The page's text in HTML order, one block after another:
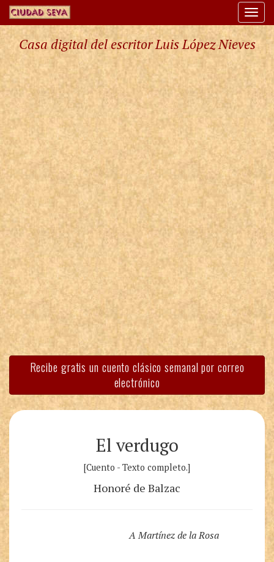
Casa digital del escritor Luis López Nieves
Recibe gratis un cuento clásico semanal por correo
electrónico
El verdugo
[Cuento - Texto completo.]
Honoré de Balzac
A Martínez de la Rosa